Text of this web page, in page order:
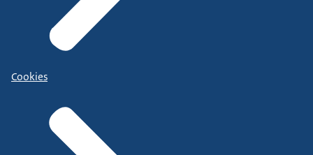
Cookies